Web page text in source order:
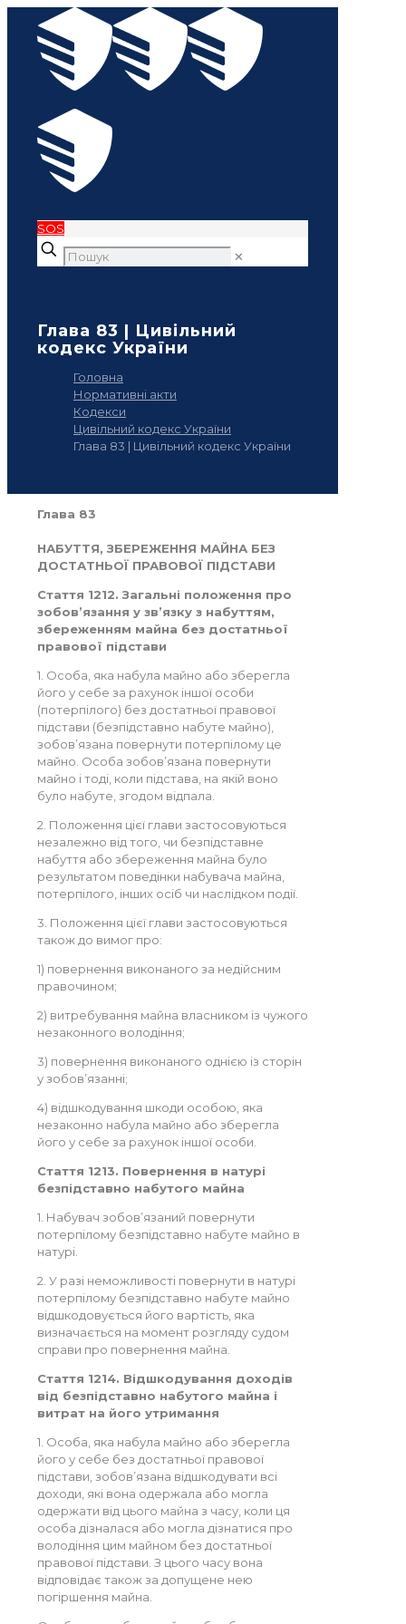
SOS
✕
Глава 83 | Цивільний
кодекс України
Головна
Нормативні акти
Кодекси
Цивільний кодекс України
Глава 83 | Цивільний кодекс України
Глава 83
НАБУТТЯ, ЗБЕРЕЖЕННЯ МАЙНА БЕЗ
ДОСТАТНЬОЇ ПРАВОВОЇ ПІДСТАВИ
Стаття 1212. Загальні положення про
зобов’язання у зв’язку з набуттям,
збереженням майна без достатньої
правової підстави
1. Особа, яка набула майно або зберегла
його у себе за рахунок іншої особи
(потерпілого) без достатньої правової
підстави (безпідставно набуте майно),
зобов’язана повернути потерпілому це
майно. Особа зобов’язана повернути
майно і тоді, коли підстава, на якій воно
було набуте, згодом відпала.
2. Положення цієї глави застосовуються
незалежно від того, чи безпідставне
набуття або збереження майна було
результатом поведінки набувача майна,
потерпілого, інших осіб чи наслідком події.
3. Положення цієї глави застосовуються
також до вимог про:
1) повернення виконаного за недійсним
правочином;
2) витребування майна власником із чужого
незаконного володіння;
3) повернення виконаного однією із сторін
у зобов’язанні;
4) відшкодування шкоди особою, яка
незаконно набула майно або зберегла
його у себе за рахунок іншої особи.
Стаття 1213. Повернення в натурі
безпідставно набутого майна
1. Набувач зобов’язаний повернути
потерпілому безпідставно набуте майно в
натурі.
2. У разі неможливості повернути в натурі
потерпілому безпідставно набуте майно
відшкодовується його вартість, яка
визначається на момент розгляду судом
справи про повернення майна.
Стаття 1214. Відшкодування доходів
від безпідставно набутого майна і
витрат на його утримання
1. Особа, яка набула майно або зберегла
його у себе без достатньої правової
підстави, зобов’язана відшкодувати всі
доходи, які вона одержала або могла
одержати від цього майна з часу, коли ця
особа дізналася або могла дізнатися про
володіння цим майном без достатньої
правової підстави. З цього часу вона
відповідає також за допущене нею
погіршення майна.